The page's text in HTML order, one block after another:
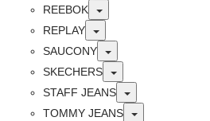
REEBOK
Toggle
REPLAY
Toggle
SAUCONY
Toggle
SKECHERS
Toggle
STAFF JEANS
Toggle
TOMMY JEANS
Toggle